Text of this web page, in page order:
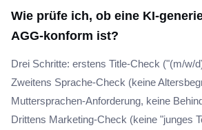
Wie prüfe ich, ob eine KI-
AGG-konform ist?
Drei Schritte: erstens Title-Check ("(m/w/
Zweitens Sprache-Check (keine
Muttersprachen-Anforderung, keine
Drittens Marketing-Check (keine "junges